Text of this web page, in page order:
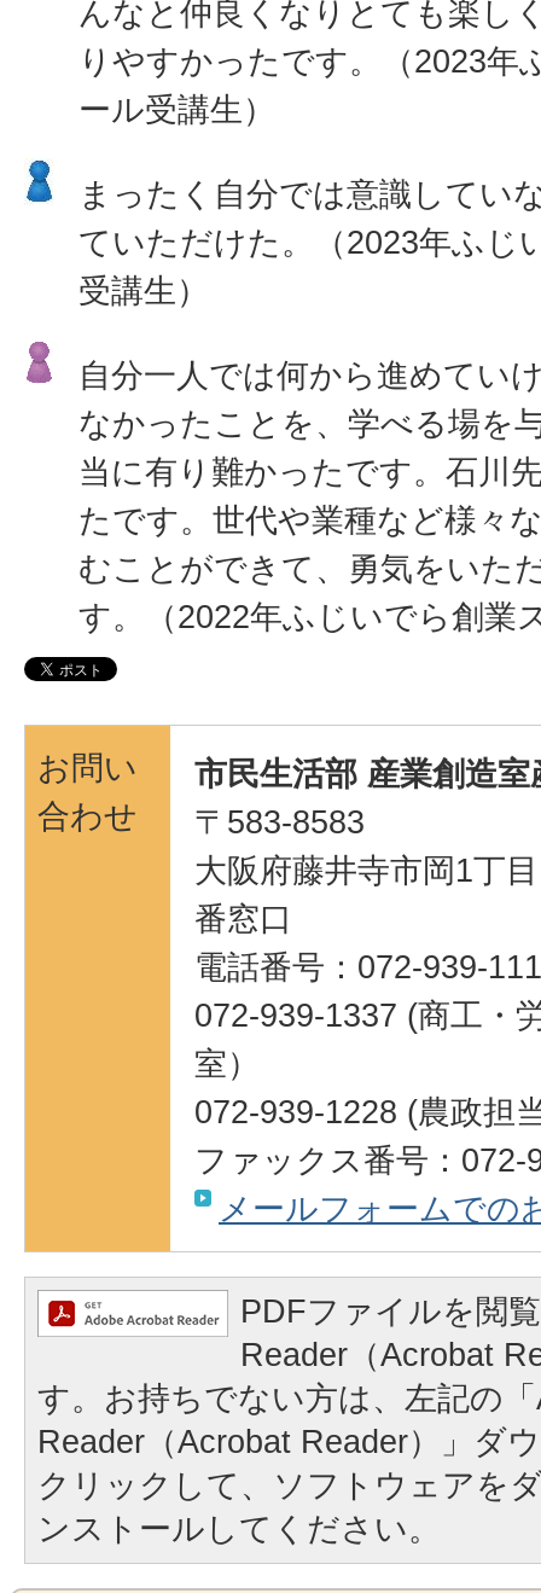
んなと仲良くなりとても楽し
りやすかったです。（2023年
ール受講生）
まったく自分では意識してい
ていただけた。（2023年ふじ
受講生）
自分一人では何から進めてい
なかったことを、学べる場を
当に有り難かったです。石川
たです。世代や業種など様々
むことができて、勇気をいた
す。（2022年ふじいでら創業
お問い
合わせ
市民生活部 産業創造室
〒583-8583
大阪府藤井寺市岡1丁
番窓口
電話番号：072-939-
072-939-1337 (商工・
室）
072-939-1228 (農政担
ファックス番号：072-
メールフォームでの
PDFファイルを閲
Reader（Acrobat
す。お持ちでない方は、左記の
Reader（Acrobat Reader）」ダ
クリックして、ソフトウェアを
ンストールしてください。